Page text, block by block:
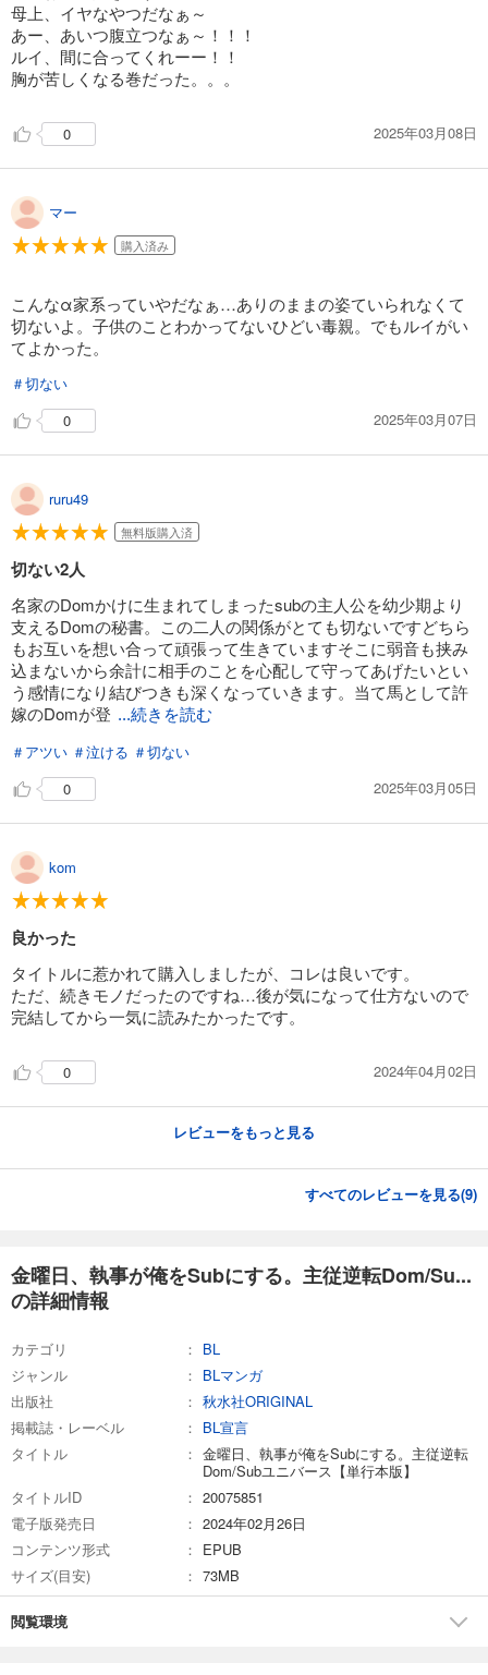
母上、イヤなやつだなぁ～
あー、あいつ腹立つなぁ～！！！
ルイ、間に合ってくれーー！！
胸が苦しくなる巻だった。。。
0 2025年03月08日
マー
購入済み
こんなα家系っていやだなぁ…ありのままの姿ていられなくて
切ないよ。子供のことわかってないひどい毒親。でもルイがい
てよかった。
＃切ない
0
2025年03月07日
ruru49
無料版購入済
切ない2人
名家のDomかけに生まれてしまったsubの主人公を幼少期より
支えるDomの秘書。この二人の関係がとても切ないですどちら
もお互いを想い合って頑張って生きていますそこに弱音も挟み
込まないから余計に相手のことを心配して守ってあげたいとい
う感情になり結びつきも深くなっていきます。当て馬として許
嫁のDomが登 ...続きを読む
＃アツい ＃泣ける ＃切ない
0
2025年03月05日
kom
良かった
タイトルに惹かれて購入しましたが、コレは良いです。
ただ、続きモノだったのですね…後が気になって仕方ないので
完結してから一気に読みたかったです。
0 2024年04月02日
レビューをもっと見る
すべてのレビューを見る(9)
金曜日、執事が俺をSubにする。主従逆転Dom/Su...
の詳細情報
カテゴリ
BL
ジャンル
BLマンガ
出版社
秋水社ORIGINAL
掲載誌・レーベル
BL宣言
タイトル
金曜日、執事が俺をSubにする。主従逆転
Dom/Subユニバース【単行本版】
タイトルID
20075851
電子版発売日
2024年02月26日
コンテンツ形式
EPUB
サイズ(目安)
73MB
閲覧環境